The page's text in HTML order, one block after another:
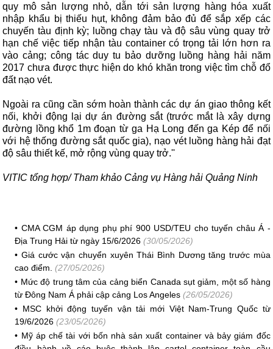
quy mô sản lượng nhỏ, dẫn tới sản lượng hàng hóa xuất
nhập khẩu bị thiếu hụt, không đảm bảo đủ để sắp xếp các
chuyến tàu định kỳ; luồng chạy tàu và độ sâu vùng quay trở
hạn chế việc tiếp nhận tàu container có trọng tải lớn hơn ra
vào cảng; công tác duy tu bảo dưỡng luồng hàng hải năm
2017 chưa được thực hiện do khó khăn trong việc tìm chỗ đổ
đất nạo vét.
Ngoài ra cũng cần sớm hoàn thành các dự án giao thông kết
nối, khởi động lại dự án đường sắt (trước mắt là xây dựng
đường lồng khổ 1m đoạn từ ga Hạ Long đến ga Kép để nối
với hệ thống đường sắt quốc gia), nạo vét luồng hàng hải đạt
độ sâu thiết kế, mở rộng vùng quay trở.''
VITIC tổng hợp/ Tham khảo Cảng vụ Hàng hải Quảng Ninh
• CMA CGM áp dụng phụ phí 900 USD/TEU cho tuyến châu Á -
Địa Trung Hải từ ngày 15/6/2026 (30/05/2026)
•Giá cước vận chuyển xuyên Thái Bình Dương tăng trước mùa
cao điểm. (27/05/2026)
• Mức độ trung tâm của cảng biển Canada sụt giảm, một số hàng
từ Đông Nam Á phải cập cảng Los Angeles(26/05/2026)
• MSC khởi động tuyến vận tải mới Việt Nam-Trung Quốc từ
19/6/2026 (23/05/2026)
• Mỹ áp chế tài với bốn nhà sản xuất container và bảy giám đốc